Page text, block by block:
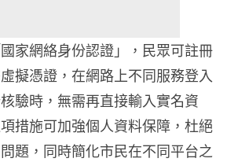
家網絡身份認證」，民眾可註冊
擬憑證，在網路上不同服務登入
驗時，無需再直接輸入實名資
措施可加強個人資料保障，杜絕
題，同時簡化市民在不同平台之